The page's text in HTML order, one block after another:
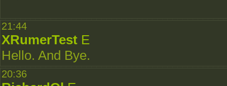
21:44
XRumerTest E
Hello. And Bye.
20:36